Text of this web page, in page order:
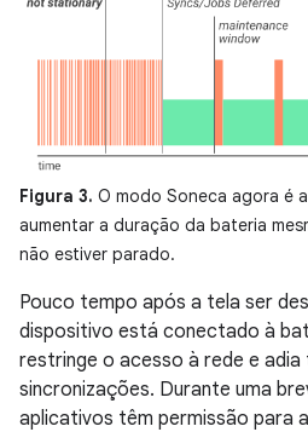
Figura 3. O modo Soneca agora é
aumentar a duração da bateria
não estiver parado.
Pouco tempo após a tela ser
dispositivo está conectado à
restringe o acesso à rede e adia
sincronizações. Durante uma
aplicativos têm permissão para